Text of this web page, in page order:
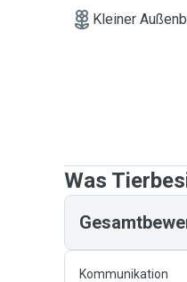
Kleiner
Was
Kommunikation